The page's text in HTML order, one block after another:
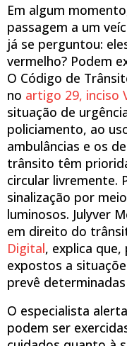
Em algum
passagem a um
já se perguntou:
vermelho? Podem
O Código de
no artigo 29, inciso
situação de
policiamento, ao
ambulâncias e os
trânsito têm
circular livremente.
sinalização por
luminosos. Julyver
em direito do
Digital, explica
expostos a
prevê
O especialista
podem ser